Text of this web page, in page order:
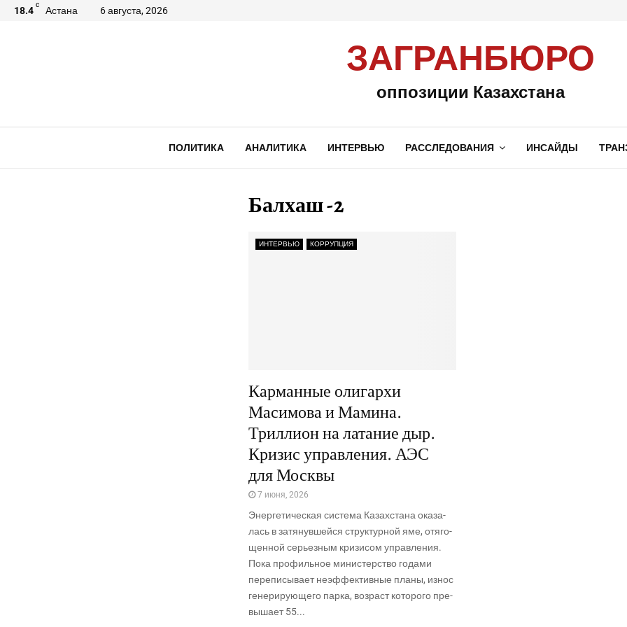
18.4 C Астана 6 августа, 2026
ЗАГРАНБЮРО
оппозиции Казахстана
ПОЛИТИКА АНАЛИТИКА ИНТЕРВЬЮ РАССЛЕДОВАНИЯ ИНСАЙДЫ
Балхаш -2
ИНТЕРВЬЮ КОРРУПЦИЯ
Карманные олигархи
Масимова и Мамина.
Триллион на латание дыр.
Кризис управления. АЭС
для Москвы
7 июня, 2026
Энер­ге­ти­че­ская систе­ма Казах­ста­на ока­за­
лась в затя­нув­шей­ся струк­тур­ной яме, отя­го­
щен­ной серьез­ным кри­зи­сом управ­ле­ния.
Пока про­филь­ное мини­стер­ство года­ми
пере­пи­сы­ва­ет неэф­фек­тив­ные пла­ны, износ
гене­ри­ру­ю­ще­го пар­ка, воз­раст кото­ро­го пре­
вы­ша­ет 55...